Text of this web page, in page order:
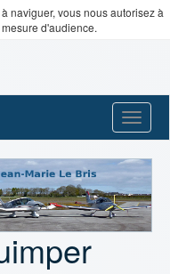
naviguer, vous nous autorisez à
d'audience.
Toggle